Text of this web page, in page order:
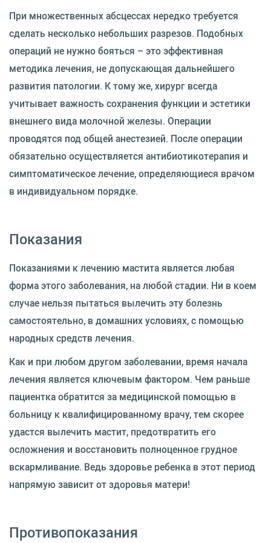
При множественных абсцессах нередко требуется
сделать несколько небольших разрезов. Подобных
операций не нужно бояться – это эффективная
методика лечения, не допускающая дальнейшего
развития патологии. К тому же, хирург всегда
учитывает важность сохранения функции и эстетики
внешнего вида молочной железы. Операции
проводятся под общей анестезией. После операции
обязательно осуществляется антибиотикотерапия и
симптоматическое лечение, определяющиеся врачом
в индивидуальном порядке.
Показания
Показаниями к лечению мастита является любая
форма этого заболевания, на любой стадии. Ни в коем
случае нельзя пытаться вылечить эту болезнь
самостоятельно, в домашних условиях, с помощью
народных средств лечения.
Как и при любом другом заболевании, время начала
лечения является ключевым фактором. Чем раньше
пациентка обратится за медицинской помощью в
больницу к квалифицированному врачу, тем скорее
удастся вылечить мастит, предотвратить его
осложнения и восстановить полноценное грудное
вскармливание. Ведь здоровье ребенка в этот период
напрямую зависит от здоровья матери!
Противопоказания